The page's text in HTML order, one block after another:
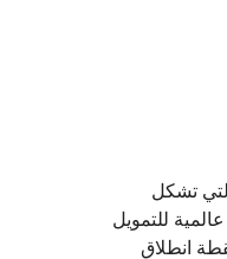
تشكل
عالمية للتمويل
انطلاق